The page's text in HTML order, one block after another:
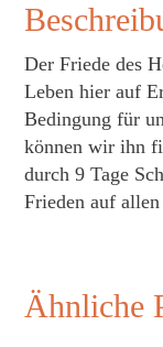
Der Friede des
Leben hier auf
Bedingung für
können wir ihn
durch 9 Tage
Frieden auf
Ähnliche